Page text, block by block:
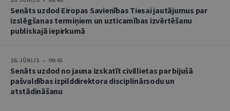
Senāts uzdod Eiropas Savienības Tiesai jautājumus par
izslēgšanas termiņiem un uzticamības izvērtēšanu
publiskajā iepirkumā
26. JŪNIJS • 09:45
Senāts uzdod no jauna izskatīt civillietas par bijušā
pašvaldības izpilddirektora disciplinārsodu un
atstādināšanu